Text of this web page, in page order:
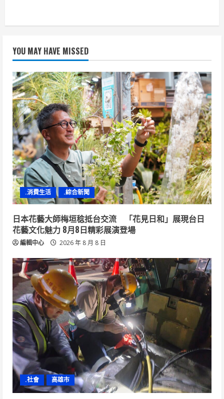
YOU MAY HAVE MISSED
.消費生活 .綜合新聞
日本花藝大師梅垣稔抵台交流 「花見日和」展現台日
花藝文化魅力 8月8日精彩展演登場
編輯中心 2026 年 8 月 8 日
.社會 高雄市